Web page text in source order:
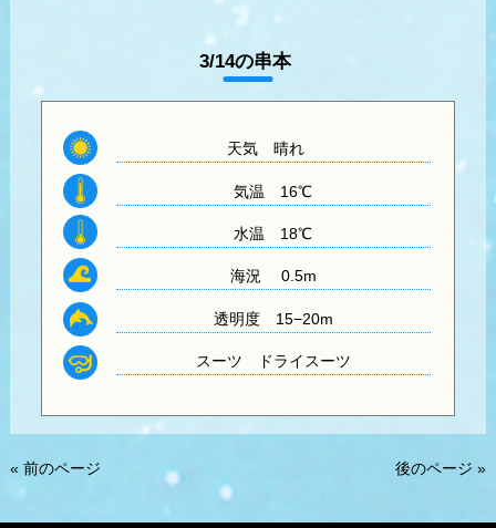
3/14の串本
天気 晴れ
気温 16℃
水温 18℃
海況 0.5m
透明度15−20m
スーツ ドライスーツ
« 前のページ 後のページ »